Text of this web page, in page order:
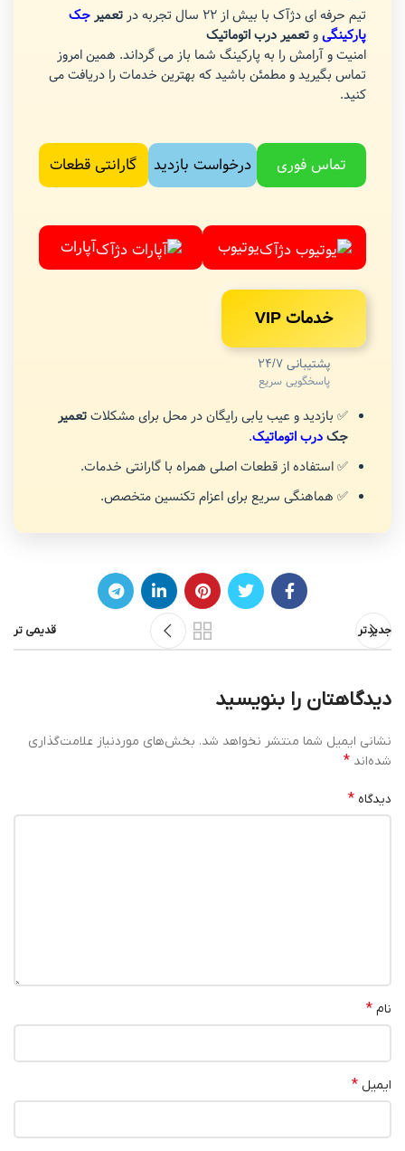
تیم حرفه ای دژآک با بیش از 22 سال تجربه در تعمیرجک
پارکینگیوتعمیر درب اتوماتیک
امنیت و آرامش را به پارکینگ شما باز می گرداند. همین امروز
تماس بگیرید و مطمئن باشید که بهترین خدمات را دریافت می
کنید.
تماس فوری درخواست بازدید گارانتی قطعات
یوتیوب آپارات
خدمات VIP
پشتیبانی 24/7
پاسخگویی سریع
✅ بازدید و عیب یابی رایگان در محل برای مشکلاتتعمیر
جکدرب اتوماتیک.
✅ استفاده از قطعات اصلی همراه با گارانتی خدمات.
✅ هماهنگی سریع برای اعزام تکنسین متخصص.
جدیدتر قدیمی تر
دیدگاهتان را بنویسید
نشانی ایمیل شما منتشر نخواهد شد. بخش‌های موردنیاز علامت‌گذاری
شده‌اند *
دیدگاه *
نام *
ایمیل *